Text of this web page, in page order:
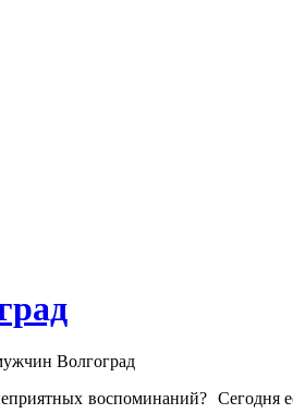
воспоминаний? Сегодня